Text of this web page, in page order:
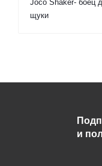
Joco Shaker- боец
щуки
и